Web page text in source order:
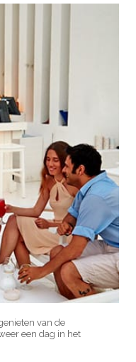
van de
een dag in het